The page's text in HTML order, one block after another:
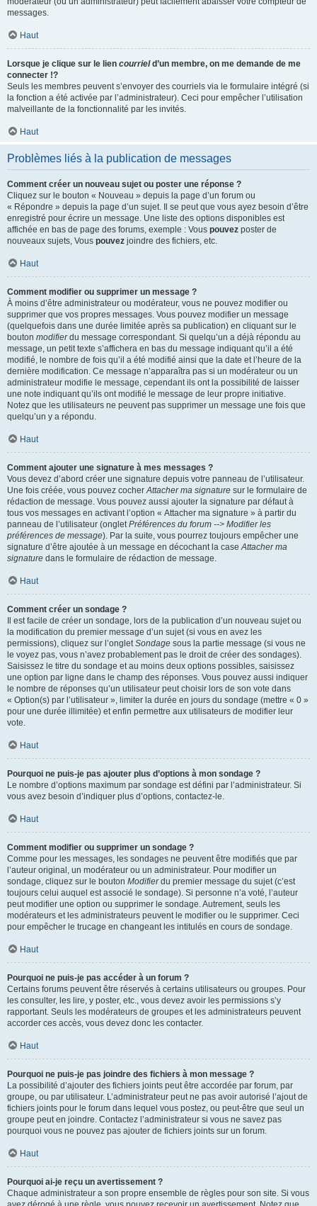
messages.
Haut
Lorsque je clique sur le lien courrield’un membre, on me demande de me
connecter !?
Seuls les membres peuvent s’envoyer des courriels via le formulaire intégré (si
la fonction a été activée par l’administrateur). Ceci pour empêcher l’utilisation
malveillante de la fonctionnalité par les invités.
Haut
Problèmes liés à la publication de messages
Comment créer un nouveau sujet ou poster une réponse ?
Cliquez sur le bouton « Nouveau » depuis la page d’un forum ou
« Répondre » depuis la page d’un sujet. Il se peut que vous ayez besoin d’être
enregistré pour écrire un message. Une liste des options disponibles est
affichée en bas de page des forums, exemple : Vous pouvez poster de
nouveaux sujets, Vous pouvez joindre des fichiers, etc.
Haut
Comment modifier ou supprimer un message ?
À moins d’être administrateur ou modérateur, vous ne pouvez modifier ou
supprimer que vos propres messages. Vous pouvez modifier un message
(quelquefois dans une durée limitée après sa publication) en cliquant sur le
bouton modifierdu message correspondant. Si quelqu’un a déjà répondu au
message, un petit texte s’affichera en bas du message indiquant qu’il a été
modifié, le nombre de fois qu’il a été modifié ainsi que la date et l’heure de la
dernière modification. Ce message n’apparaîtra pas si un modérateur ou un
administrateur modifie le message, cependant ils ont la possibilité de laisser
une note indiquant qu’ils ont modifié le message de leur propre initiative.
Notez que les utilisateurs ne peuvent pas supprimer un message une fois que
quelqu’un y a répondu.
Haut
Comment ajouter une signature à mes messages ?
Vous devez d’abord créer une signature depuis votre panneau de l’utilisateur.
Une fois créée, vous pouvez cocherAttacher ma signature sur le formulaire de
rédaction de message. Vous pouvez aussi ajouter la signature par défaut à
tous vos messages en activant l’option « Attacher ma signature » à partir du
panneau de l’utilisateur (ongletPréférences du forum --> Modifier les
préférences de message). Par la suite, vous pourrez toujours empêcher une
signature d’être ajoutée à un message en décochant la caseAttacher ma
signature dans le formulaire de rédaction de message.
Haut
Comment créer un sondage ?
Il est facile de créer un sondage, lors de la publication d’un nouveau sujet ou
la modification du premier message d’un sujet (si vous en avez les
permissions), cliquez sur l’ongletSondage sous la partie message (si vous ne
le voyez pas, vous n’avez probablement pas le droit de créer des sondages).
Saisissez le titre du sondage et au moins deux options possibles, saisissez
une option par ligne dans le champ des réponses. Vous pouvez aussi indiquer
le nombre de réponses qu’un utilisateur peut choisir lors de son vote dans
« Option(s) par l’utilisateur », limiter la durée en jours du sondage (mettre « 0 »
pour une durée illimitée) et enfin permettre aux utilisateurs de modifier leur
vote.
Haut
Pourquoi ne puis-je pas ajouter plus d’options à mon sondage ?
Le nombre d’options maximum par sondage est défini par l’administrateur. Si
vous avez besoin d’indiquer plus d’options, contactez-le.
Haut
Comment modifier ou supprimer un sondage ?
Comme pour les messages, les sondages ne peuvent être modifiés que par
l’auteur original, un modérateur ou un administrateur. Pour modifier un
sondage, cliquez sur le bouton Modifierdu premier message du sujet (c’est
toujours celui auquel est associé le sondage). Si personne n’a voté, l’auteur
peut modifier une option ou supprimer le sondage. Autrement, seuls les
modérateurs et les administrateurs peuvent le modifier ou le supprimer. Ceci
pour empêcher le trucage en changeant les intitulés en cours de sondage.
Haut
Pourquoi ne puis-je pas accéder à un forum ?
Certains forums peuvent être réservés à certains utilisateurs ou groupes. Pour
les consulter, les lire, y poster, etc., vous devez avoir les permissions s’y
rapportant. Seuls les modérateurs de groupes et les administrateurs peuvent
accorder ces accès, vous devez donc les contacter.
Haut
Pourquoi ne puis-je pas joindre des fichiers à mon message ?
La possibilité d’ajouter des fichiers joints peut être accordée par forum, par
groupe, ou par utilisateur. L’administrateur peut ne pas avoir autorisé l’ajout de
fichiers joints pour le forum dans lequel vous postez, ou peut-être que seul un
groupe peut en joindre. Contactez l’administrateur si vous ne savez pas
pourquoi vous ne pouvez pas ajouter de fichiers joints sur un forum.
Haut
Pourquoi ai-je reçu un avertissement ?
Chaque administrateur a son propre ensemble de règles pour son site. Si vous